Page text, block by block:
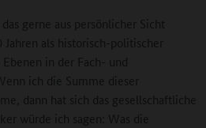
gerne aus persönlicher Sicht
als historisch-politischer
in der Fach- und
ich die Summe dieser
dann hat sich das gesellschaftliche
würde ich sagen: Was die